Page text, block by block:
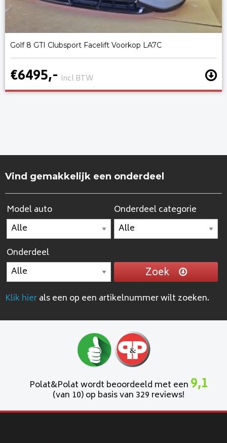
Golf 8 GTI Clubsport Facelift Voorkop LA7C
€6495,- incl BTW
Vind gemakkelijk een onderdeel
Model auto Onderdeel categorie
Onderdeel
Zoek
Klik hierals een op een artikelnummer wilt zoeken.
Polat&Polat wordt beoordeeld met een 9,1
(van 10) op basis van 329 reviews!